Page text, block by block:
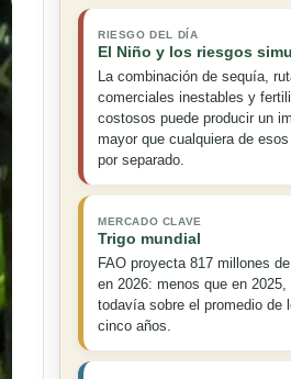
RIESGO DEL DÍA
El Niño y los riesgos
La combinación de sequía,
comerciales inestables y
costosos puede producir un
mayor que cualquiera de
por separado.
MERCADO CLAVE
Trigo mundial
FAO proyecta 817 millones
en 2026: menos que en 2025,
todavía sobre el promedio de
cinco años.